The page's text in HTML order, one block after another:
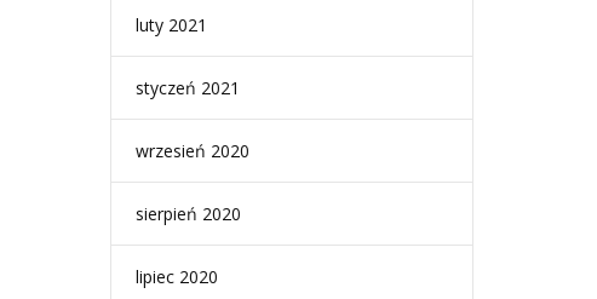
luty 2021
styczeń 2021
wrzesień 2020
sierpień 2020
lipiec 2020